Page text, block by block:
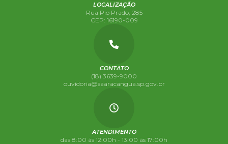
LOCALIZAÇÃO
Rua Pio Prado, 285
CEP: 16190-009
CONTATO
(18) 3639-9000
ouvidoria@saaracangua.sp.gov.br
ATENDIMENTO
das 8:00 às 12:00h - 13:00 às 17:00h